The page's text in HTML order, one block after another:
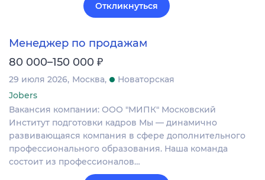
Откликнуться
Менеджер по продажам
80 000–150 000 ₽
29 июля 2026 Москва
Новаторская
Jobers
Вакансия компании: ООО "МИПК" Московский
Институт подготовки кадров Мы — динамично
развивающаяся компания в сфере дополнительного
профессионального образования. Наша команда
состоит из профессионалов…